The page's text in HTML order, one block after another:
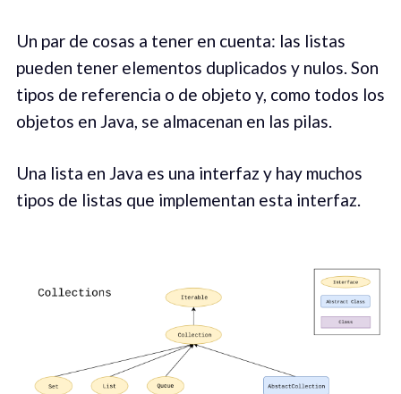
Un par de cosas a tener en cuenta: las listas
pueden tener elementos duplicados y nulos. Son
tipos de referencia o de objeto y, como todos los
objetos en Java, se almacenan en las pilas.
Una lista en Java es una interfaz y hay muchos
tipos de listas que implementan esta interfaz.